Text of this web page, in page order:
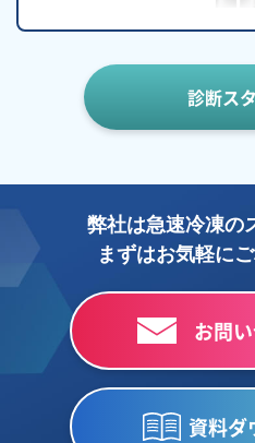
診断ス
弊社は急速冷凍の
まずはお気軽に
お問
資料ダ